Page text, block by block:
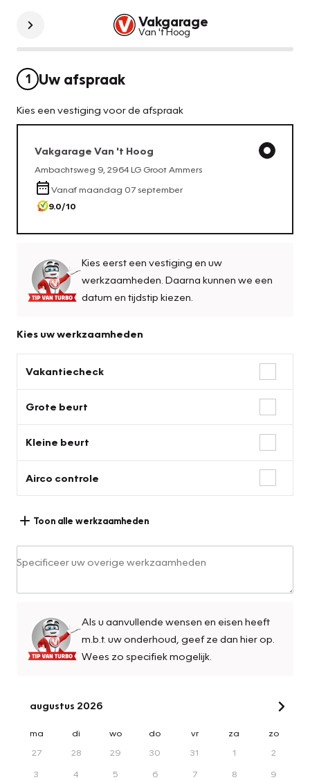
Vakgarage
Van 't Hoog
1 Uw afspraak
Kies een vestiging voor de afspraak
Vakgarage Van 't Hoog
Ambachtsweg 9 2964 LG Groot Ammers
Vanafmaandag 07 september
9.0/10
Kies eerst een vestiging en uw
werkzaamheden. Daarna kunnen we een
datum en tijdstip kiezen.
Kies uw werkzaamheden
Vakantiecheck
Grote beurt
Kleine beurt
Airco controle
Toon alle werkzaamheden
Specificeer uw overige werkzaamheden
Als u aanvullende wensen en eisen heeft
m.b.t. uw onderhoud, geef ze dan hier op.
Wees zo specifiek mogelijk.
augustus 2026
ma di wo do vr za
zo
27
28 29 30 31 1
2
3
4 5 6 7 8
9